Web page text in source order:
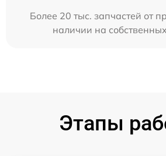
Более 20 тыс. запчастей от
наличии на
Этапы